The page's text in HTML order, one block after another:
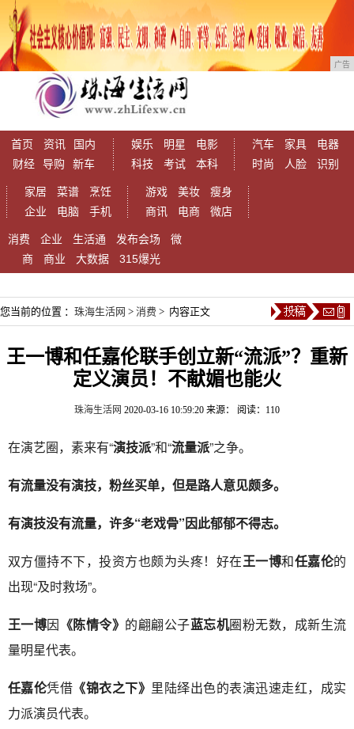
广告
首页 资讯
国内
财经
导购 新车
娱乐 明星
电影
科技
考试 本科
汽车 家具
电器
时尚
人脸 识别
家居 菜谱
烹饪
企业
电脑 手机
游戏 美妆
瘦身
商讯
电商 微店
消费 企业 生活通 发布会场
微
商
商业 大数据 315爆光
您当前的位置 ： 珠海生活网 > 消费 > 内容正文
王一博和任嘉伦联手创立新“流派”？重新
定义演员！不献媚也能火
珠海生活网 2020-03-16 10:59:20 来源： 阅读：110
在演艺圈，素来有“演技派”和“流量派”之争。
有流量没有演技，粉丝买单，但是路人意见颇多。
有演技没有流量，许多“老戏骨”因此郁郁不得志。
双方僵持不下，投资方也颇为头疼！好在王一博和任嘉伦的
出现“及时救场”。
王一博因 《陈情令》 的翩翩公子蓝忘机圈粉无数，成新生流
量明星代表。
任嘉伦凭借 《锦衣之下》 里陆绎出色的表演迅速走红，成实
力派演员代表。